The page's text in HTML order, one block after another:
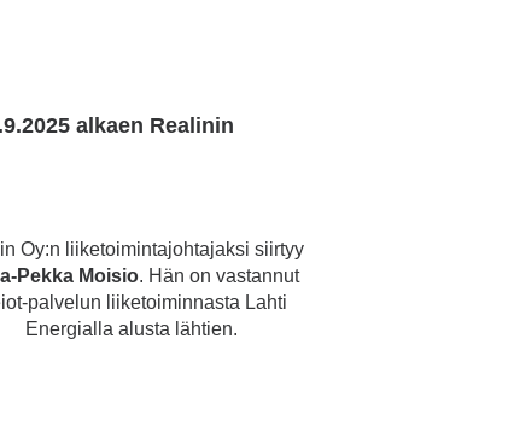
alkaen Realinin
Oy:n liiketoimintajohtajaksi siirtyy
Pekka Moisio. Hän on vastannut
palvelun liiketoiminnasta Lahti
Energialla alusta lähtien.